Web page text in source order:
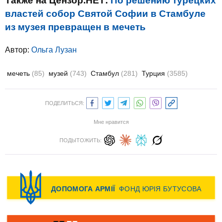
властей собор Святой Софии в Стамбуле
из музея превращен в мечеть
Автор: Ольга Лузан
мечеть (85) музей (743) Стамбул (281) Турция (3585)
ПОДЕЛИТЬСЯ:
Мне нравится
ПОДЫТОЖИТЬ: